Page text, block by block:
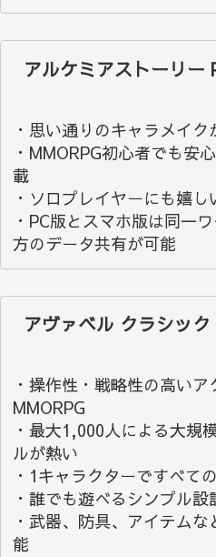
アルケミアストーリー
・思い通りのキャラメイク
・MMORPG初心者でも安
載
・ソロプレイヤーにも嬉
・PC版とスマホ版は同一
方のデータ共有が可能
アヴァベル クラシック
・操作性・戦略性の高い
MMORPG
・最大1,000人による大規
ルが熱い
・1キャラクターですべて
・誰でも遊べるシンプル設
・武器、防具、アイテム
能